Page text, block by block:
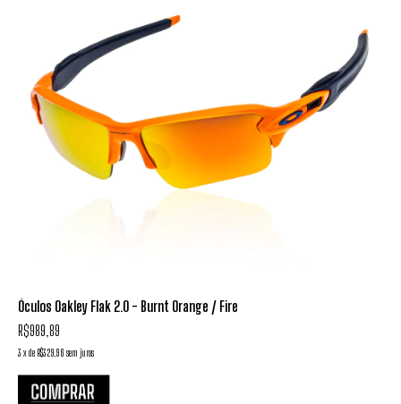
Óculos Oakley Flak 2.0 - Burnt Orange / Fire
R$989,89
3 xde R$329,96 sem juros